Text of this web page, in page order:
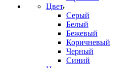
Цвет
Серый
Белый
Бежевый
Коричневый
Черный
Синий